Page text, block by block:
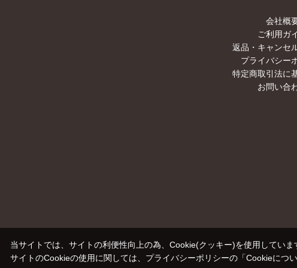
会社概
ご利用ガ
返品・キャンセ
プライバシー
特定商取引法に
お問い合
当サイトでは、サイトの利便性向上の為、Cookie(クッキー)を使用していま
サイトのCookieの使用に関しては、プライバシーポリシーの「Cookieについ